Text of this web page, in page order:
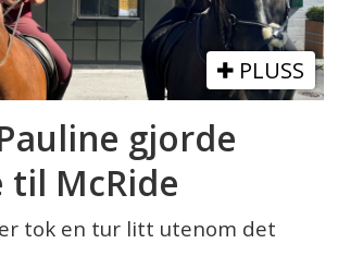
PLUSS
gjorde
til McRide
tok en tur litt utenom det